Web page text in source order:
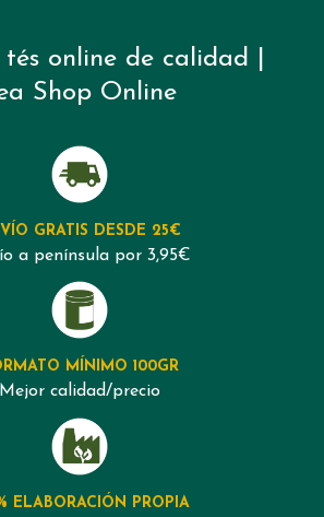
online de calidad |
Shop Online
GRATIS DESDE 25€
a península por 3,95€
MÍNIMO 100GR
Mejor calidad/precio
ELABORACIÓN PROPIA